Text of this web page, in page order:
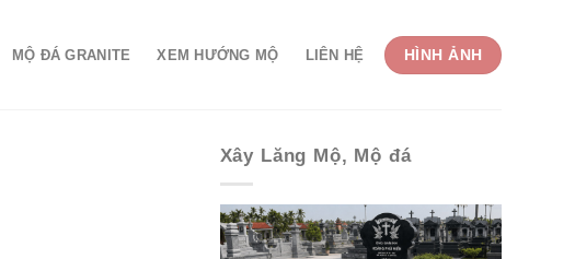
MỘ ĐÁ GRANITE XEM HƯỚNG MỘ LIÊN HỆ HÌNH ẢNH
Xây Lăng Mộ, Mộ đá